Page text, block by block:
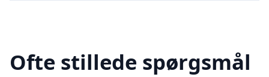
Ofte stillede spørgsmål